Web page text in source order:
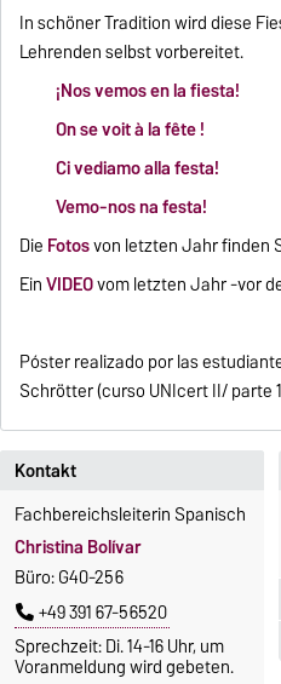
In schöner Tradition wird diese
Lehrenden selbst vorbereitet.
¡Nos vemos en la fiesta!
On se voit à la fête !
Ci vediamo alla festa!
Vemo-nos na festa!
Die Fotosvon letzten Jahr finden
EinVIDEOvom letzten Jahr -vor
Póster realizado por las
Schrötter (curso UNIcert II/ parte
Kontakt
Fachbereichsleiterin Spanisch
Christina Bolívar
Büro: G40-256
+49 391 67-56520
Sprechzeit: Di. 14-16 Uhr, um
Voranmeldung wird gebeten.